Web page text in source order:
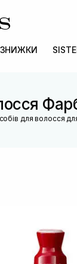
ЗНИЖКИ
для волосся